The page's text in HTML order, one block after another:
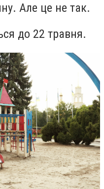
Але це не так.
до 22 травня.